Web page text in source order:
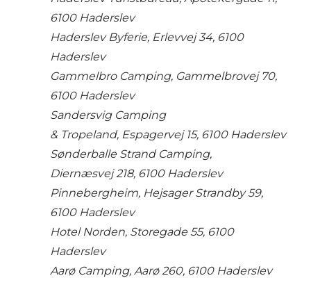
6100 Haderslev
Haderslev Byferie, Erlevvej 34, 6100
Haderslev
Gammelbro Camping, Gammelbrovej 70,
6100 Haderslev
Sandersvig Camping
& Tropeland, Espagervej 15, 6100 Haderslev
Sønderballe Strand Camping,
Diernæsvej 218, 6100 Haderslev
Pinnebergheim, Hejsager Strandby 59,
6100 Haderslev
Hotel Norden, Storegade 55, 6100
Haderslev
Aarø Camping, Aarø 260, 6100 Haderslev